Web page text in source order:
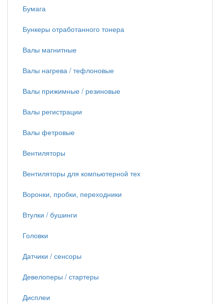
Бумага
Бункеры отработанного тонера
Валы магнитные
Валы нагрева / тефлоновые
Валы прижимные / резиновые
Валы регистрации
Валы фетровые
Вентиляторы
Вентиляторы для компьютерной тех
Воронки, пробки, переходники
Втулки / бушинги
Головки
Датчики / сенсоры
Девелоперы / стартеры
Дисплеи